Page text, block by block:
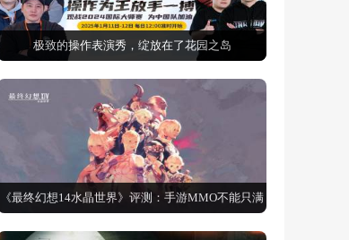
极致的操作表演秀，绽放在了花园之岛
《最终幻想14水晶世界》评测：手游MMO不能只满
足于还原端游